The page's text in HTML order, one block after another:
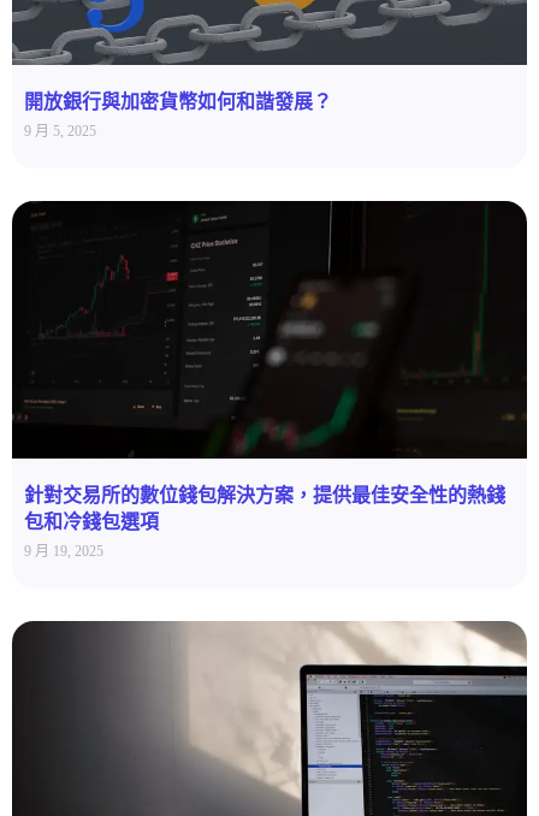
開放銀行與加密貨幣如何和諧發展？
9 月 5, 2025
針對交易所的數位錢包解決方案，提供最佳安全性的熱錢
包和冷錢包選項
9 月 19, 2025